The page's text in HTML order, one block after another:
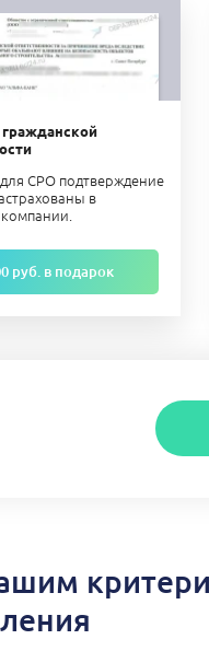
СРО подтверждение
в
руб. в подарок